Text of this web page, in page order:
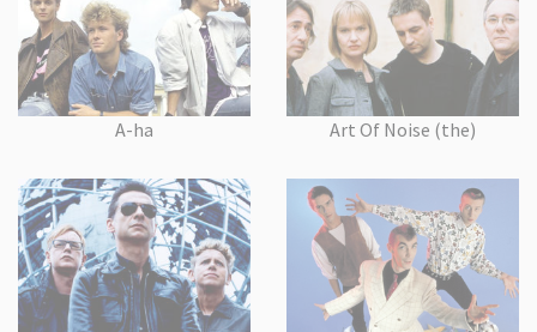
A-ha Art Of Noise (the)